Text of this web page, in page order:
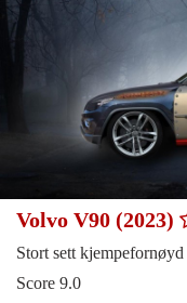
Volvo V90 (2023)
Stort sett kjempefornøyd
Score 9.0